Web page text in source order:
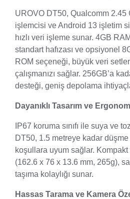
UROVO DT50, Qualcomm 2.45
işlemcisi ve Android 13 işletim
hızlı veri işleme sunar. 4GB
standart hafızası ve opsiyonel
ROM seçeneği, büyük veri
çalışmanızı sağlar. 256GB’a
desteği, geniş depolama
Dayanıklı Tasarım ve
IP67 koruma sınıfı ile suya ve
DT50, 1.5 metreye kadar
koşullara uyum sağlar. Kompakt
(162.6 x 76 x 13.6 mm, 265g),
taşıma kolaylığı sunar.
Hassas Tarama ve Kamera